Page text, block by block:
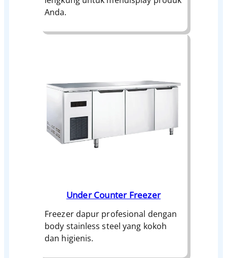
Anda.
Under Counter Freezer
Freezer dapur profesional dengan
body stainless steel yang kokoh
dan higienis.